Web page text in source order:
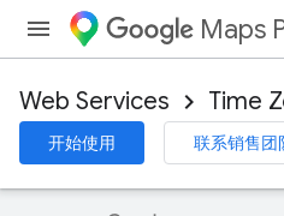
Maps
Web Services Time
开始使用 联系销售团